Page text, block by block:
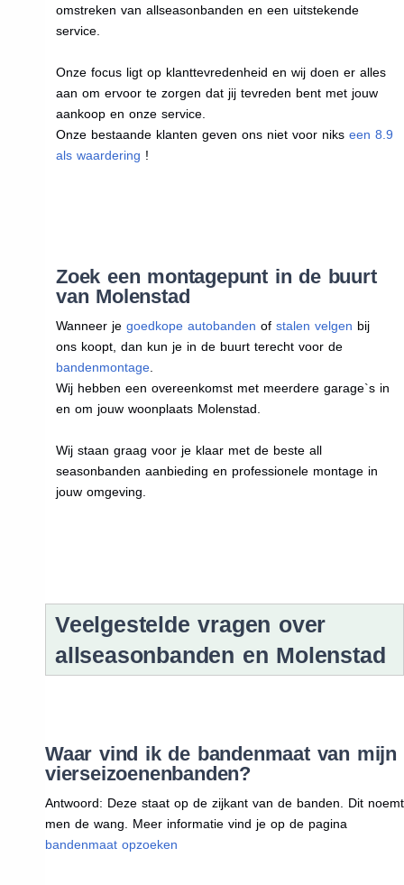
omstreken van allseasonbanden en een uitstekende
service.
Onze focus ligt op klanttevredenheid en wij doen er alles
aan om ervoor te zorgen dat jij tevreden bent met jouw
aankoop en onze service.
Onze bestaande klanten geven ons niet voor niks een 8.9
als waardering !
Zoek een montagepunt in de buurt
van Molenstad
Wanneer je goedkope autobanden of stalen velgen bij
ons koopt, dan kun je in de buurt terecht voor de
bandenmontage.
Wij hebben een overeenkomst met meerdere garage`s in
en om jouw woonplaats Molenstad.
Wij staan graag voor je klaar met de beste all
seasonbanden aanbieding en professionele montage in
jouw omgeving.
Veelgestelde vragen over
allseasonbanden en Molenstad
Waar vind ik de bandenmaat van mijn
vierseizoenenbanden?
Antwoord: Deze staat op de zijkant van de banden. Dit noemt
men de wang. Meer informatie vind je op de pagina
bandenmaat opzoeken